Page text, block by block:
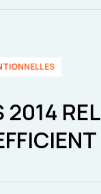
Nous
Nos
Social